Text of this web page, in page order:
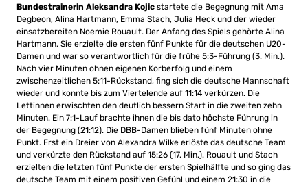
Bundestrainerin Aleksandra Kojic startete die Begegnung mit Ama
Degbeon, Alina Hartmann, Emma Stach, Julia Heck und der wieder
einsatzbereiten Noemie Rouault. Der Anfang des Spiels gehörte Alina
Hartmann. Sie erzielte die ersten fünf Punkte für die deutschen U20-
Damen und war so verantwortlich für die frühe 5:3-Führung (3. Min.).
Nach vier Minuten ohnen eigenen Korberfolg und einem
zwischenzeitlichen 5:11-Rückstand, fing sich die deutsche Mannschaft
wieder und konnte bis zum Viertelende auf 11:14 verkürzen. Die
Lettinnen erwischten den deutlich bessern Start in die zweiten zehn
Minuten. Ein 7:1-Lauf brachte ihnen die bis dato höchste Führung in
der Begegnung (21:12). Die DBB-Damen blieben fünf Minuten ohne
Punkt. Erst ein Dreier von Alexandra Wilke erlöste das deutsche Team
und verkürzte den Rückstand auf 15:26 (17. Min.). Rouault und Stach
erzielten die letzten fünf Punkte der ersten Spielhälfte und so ging das
deutsche Team mit einem positiven Gefühl und einem 21:30 in die